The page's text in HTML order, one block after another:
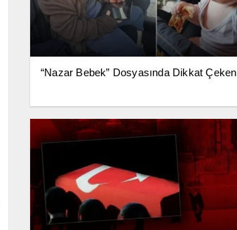
“Nazar Bebek” Dosyasında Dikkat